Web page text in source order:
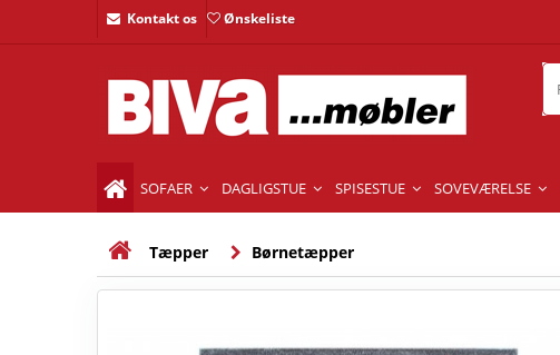
Kontakt os Ønskeliste
SOFAER DAGLIGSTUE SPISESTUE SOVEVÆRELSE
Tæpper Børnetæpper